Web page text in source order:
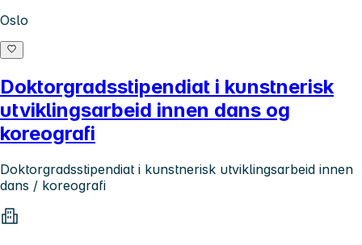
Oslo
Doktorgradsstipendiat i kunstnerisk
utviklingsarbeid innen dans og
koreografi
Doktorgradsstipendiat i kunstnerisk utviklingsarbeid innen
dans / koreografi